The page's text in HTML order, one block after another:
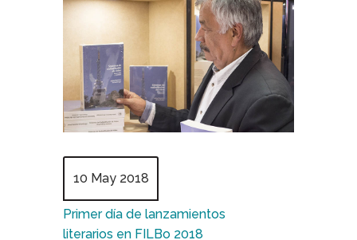
10 May 2018
Primer día de lanzamientos
literarios en FILBo 2018